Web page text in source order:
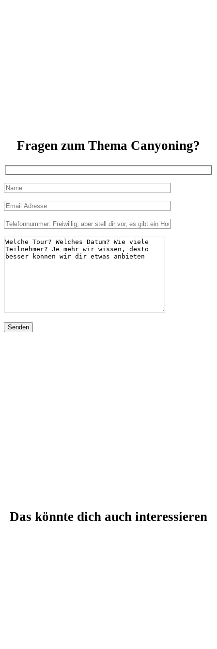
Fragen zum Thema Canyoning?
Das könnte dich auch interessieren